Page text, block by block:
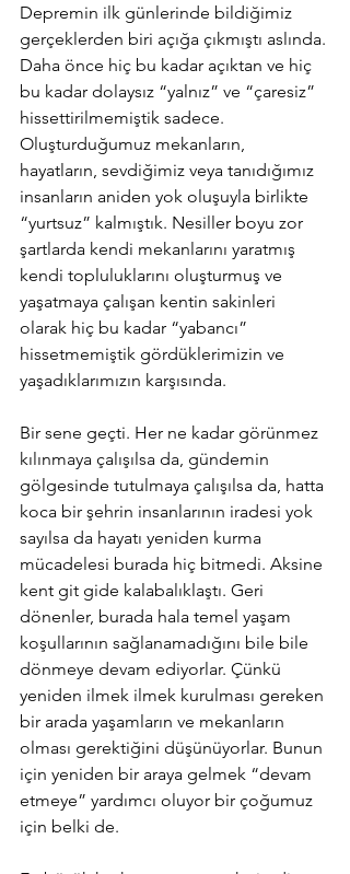
Depremin ilk günlerinde bildiğimiz
gerçeklerden biri açığa çıkmıştı aslında.
Daha önce hiç bu kadar açıktan ve hiç
bu kadar dolaysız “yalnız” ve “çaresiz”
hissettirilmemiştik sadece.
Oluşturduğumuz mekanların,
hayatların, sevdiğimiz veya tanıdığımız
insanların aniden yok oluşuyla birlikte
“yurtsuz” kalmıştık. Nesiller boyu zor
şartlarda kendi mekanlarını yaratmış
kendi topluluklarını oluşturmuş ve
yaşatmaya çalışan kentin sakinleri
olarak hiç bu kadar “yabancı”
hissetmemiştik gördüklerimizin ve
yaşadıklarımızın karşısında.
Bir sene geçti. Her ne kadar görünmez
kılınmaya çalışılsa da, gündemin
gölgesinde tutulmaya çalışılsa da, hatta
koca bir şehrin insanlarının iradesi yok
sayılsa da hayatı yeniden kurma
mücadelesi burada hiç bitmedi. Aksine
kent git gide kalabalıklaştı. Geri
dönenler, burada hala temel yaşam
koşullarının sağlanamadığını bile bile
dönmeye devam ediyorlar. Çünkü
yeniden ilmek ilmek kurulması gereken
bir arada yaşamların ve mekanların
olması gerektiğini düşünüyorlar. Bunun
için yeniden bir araya gelmek “devam
etmeye” yardımcı oluyor bir çoğumuz
için belki de.